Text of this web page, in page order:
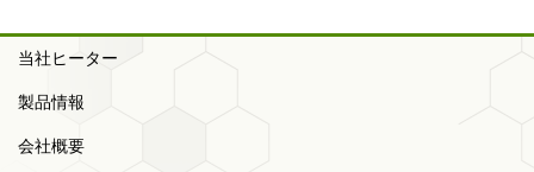
当社ヒーター
製品情報
会社概要